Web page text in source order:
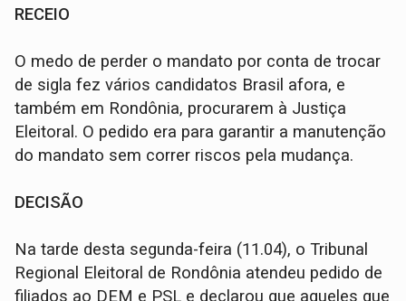
RECEIO
O medo de perder o mandato por conta de trocar
de sigla fez vários candidatos Brasil afora, e
também em Rondônia, procurarem à Justiça
Eleitoral. O pedido era para garantir a manutenção
do mandato sem correr riscos pela mudança.
DECISÃO
Na tarde desta segunda-feira (11.04), o Tribunal
Regional Eleitoral de Rondônia atendeu pedido de
filiados ao DEM e PSL e declarou que aqueles que